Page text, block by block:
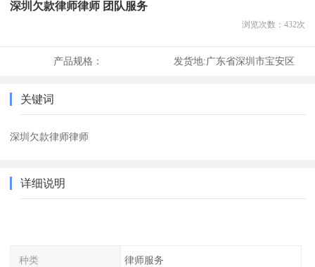
深圳欠款律师律师 团队服务
浏览次数： 432次
产品规格： 发货地:广东省深圳市宝安区
关键词
深圳欠款律师律师
详细说明
种类 律师服务